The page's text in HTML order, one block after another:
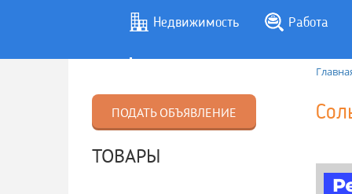
Недвижимость Работа
ПОДАТЬ ОБЪЯВЛЕНИЕ
ТОВАРЫ